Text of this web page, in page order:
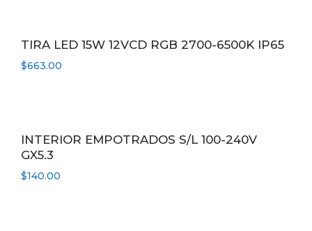
TIRA LED 15W 12VCD RGB 2700-6500K IP65
$663.00
INTERIOR EMPOTRADOS S/L 100-240V
GX5.3
$140.00